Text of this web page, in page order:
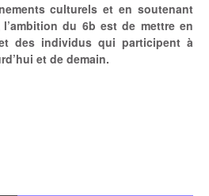
culturels et en soutenant
du 6b est de mettre en
des individus qui participent à
et de demain.